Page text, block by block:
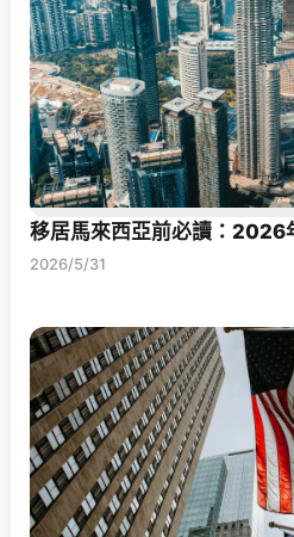
移居馬來西亞前必讀：2026
2026/5/31